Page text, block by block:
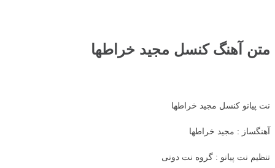
متن آهنگ کنسل مجید خراطها
نت پیانو کنسل مجید خراطها
آهنگساز : مجید خراطها
تنظیم نت پیانو : گروه نت دونی